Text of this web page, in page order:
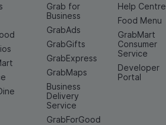
Grab for
Business
GrabAds
GrabGifts
GrabExpress
GrabMaps
Business
Delivery
Service
GrabForGood
Help Centre
Food Menu
GrabMart
Consumer
Service
Developer
Portal